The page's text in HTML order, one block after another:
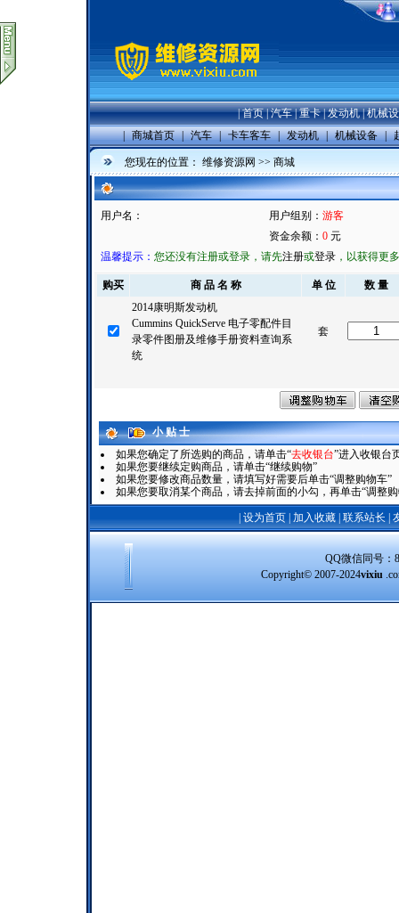
|首页|汽车|重卡|发动机|机械
| 商城首页 | 汽车 | 卡车客车 | 发动机 | 机械设备 |
您现在的位置： 维修资源网 >> 商城
用户名： 用户组别： 游客
资金余额： 0 元
温馨提示： 您还没有注册或登录，请先注册或登录 ，以获得更
购买 商 品 名 称 单 位
数 量
2014康明斯发动机
Cummins QuickServe 电子零配件目
录零件图册及维修手册资料查询系
统
套
小 贴 士
如果您确定了所选购的商品，请单击“去收银台”进入收银台
如果您要继续定购商品，请单击“继续购物”
如果您要修改商品数量，请填写好需要后单击“调整购物车”
如果您要取消某个商品，请去掉前面的小勾，再单击“调整
设为首页| 加入收藏| 联系站长
QQ微信同号：
Copyright© 2007-2024vixiu